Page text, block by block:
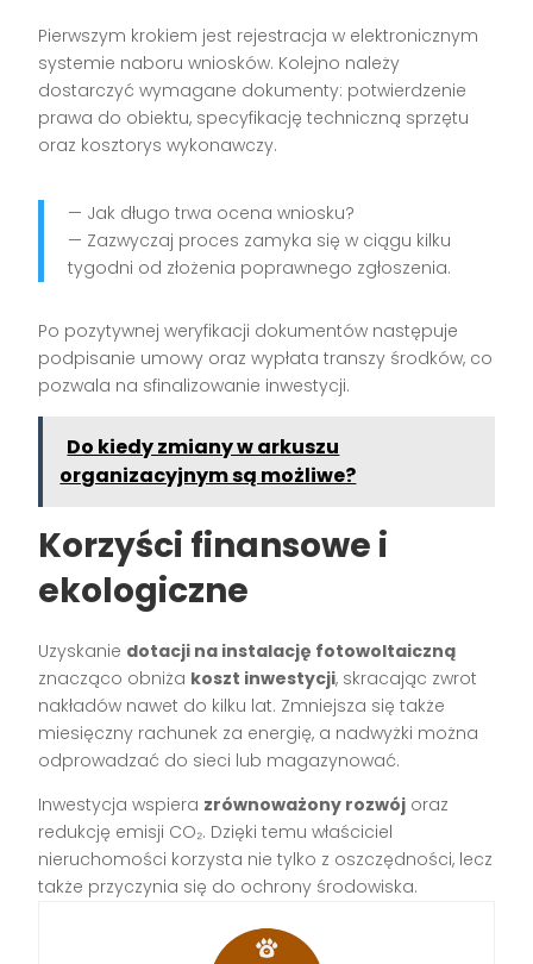
Pierwszym krokiem jest rejestracja w elektronicznym
systemie naboru wniosków. Kolejno należy
dostarczyć wymagane dokumenty: potwierdzenie
prawa do obiektu, specyfikację techniczną sprzętu
oraz kosztorys wykonawczy.
— Jak długo trwa ocena wniosku?
— Zazwyczaj proces zamyka się w ciągu kilku
tygodni od złożenia poprawnego zgłoszenia.
Po pozytywnej weryfikacji dokumentów następuje
podpisanie umowy oraz wypłata transzy środków, co
pozwala na sfinalizowanie inwestycji.
Do kiedy zmiany w arkuszu
organizacyjnym są możliwe?
Korzyści finansowe i
ekologiczne
Uzyskanie dotacji na instalację fotowoltaiczną
znacząco obniża koszt inwestycji, skracając zwrot
nakładów nawet do kilku lat. Zmniejsza się także
miesięczny rachunek za energię, a nadwyżki można
odprowadzać do sieci lub magazynować.
Inwestycja wspiera zrównoważony rozwój oraz
redukcję emisji CO₂. Dzięki temu właściciel
nieruchomości korzysta nie tylko z oszczędności, lecz
także przyczynia się do ochrony środowiska.